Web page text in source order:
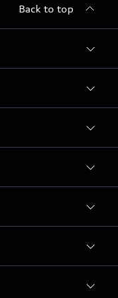
Back to top